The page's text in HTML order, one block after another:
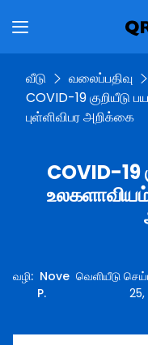
வீடு
வலைப்பதிவு
COVID-19 குறியீடு
புள்ளிவிபர அறிக்கை
COVID-19
வழி: Nove
P.
வெளியீடு
25,